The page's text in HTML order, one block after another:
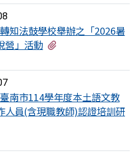
轉知法鼓學校舉辦之「2026暑
營」活動
臺南市114學年度本土語文教
人員(含現職教師)認證培訓研